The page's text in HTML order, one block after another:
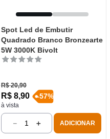
Spot Led de Embutir
Quadrado Branco Bronzearte
5W 3000K Bivolt
R$ 20,90
R$ 8,90
à vista
-57%
＋
－ ADICIONAR